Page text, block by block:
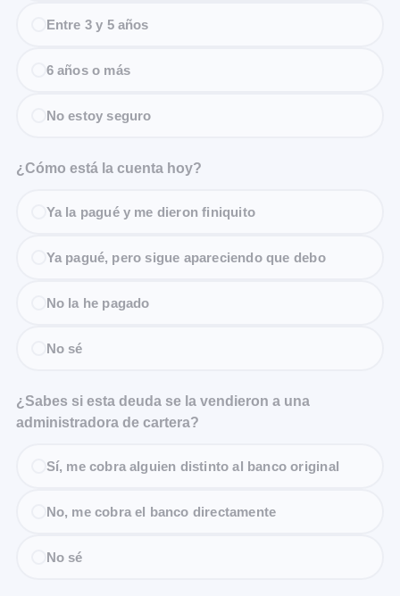
Entre 3 y 5 años
6 años o más
No estoy seguro
¿Cómo está la cuenta hoy?
Ya la pagué y me dieron finiquito
Ya pagué, pero sigue apareciendo que debo
No la he pagado
No sé
¿Sabes si esta deuda se la vendieron a una
administradora de cartera?
Sí, me cobra alguien distinto al banco original
No, me cobra el banco directamente
No sé